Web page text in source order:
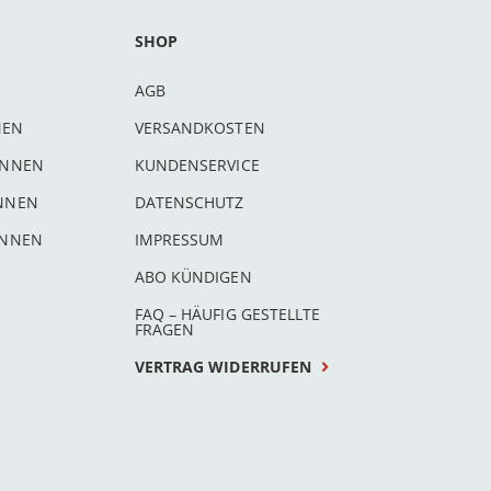
SHOP
AGB
VERSANDKOSTEN
KUNDENSERVICE
DATENSCHUTZ
IMPRESSUM
ABO KÜNDIGEN
FAQ – HÄUFIG GESTELLTE
FRAGEN
VERTRAG WIDERRUFEN